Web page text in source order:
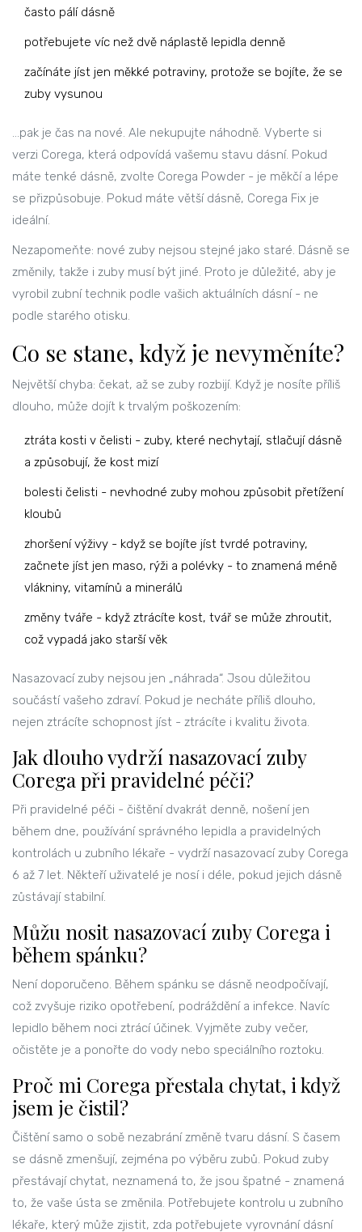
často pálí dásně
potřebujete víc než dvě náplastě lepidla denně
začínáte jíst jen měkké potraviny, protože se bojíte, že se
zuby vysunou
…pak je čas na nové. Ale nekupujte náhodně. Vyberte si
verzi Corega, která odpovídá vašemu stavu dásní. Pokud
máte tenké dásně, zvolte Corega Powder - je měkčí a lépe
se přizpůsobuje. Pokud máte větší dásně, Corega Fix je
ideální.
Nezapomeňte: nové zuby nejsou stejné jako staré. Dásně se
změnily, takže i zuby musí být jiné. Proto je důležité, aby je
vyrobil zubní technik podle vašich aktuálních dásní - ne
podle starého otisku.
Co se stane, když je nevyměníte?
Největší chyba: čekat, až se zuby rozbijí. Když je nosíte příliš
dlouho, může dojít k trvalým poškozením:
ztráta kosti v čelisti - zuby, které nechytají, stlačují dásně
a způsobují, že kost mizí
bolesti čelisti - nevhodné zuby mohou způsobit přetížení
kloubů
zhoršení výživy - když se bojíte jíst tvrdé potraviny,
začnete jíst jen maso, rýži a polévky - to znamená méně
vlákniny, vitamínů a minerálů
změny tváře - když ztrácíte kost, tvář se může zhroutit,
což vypadá jako starší věk
Nasazovací zuby nejsou jen „náhrada“. Jsou důležitou
součástí vašeho zdraví. Pokud je necháte příliš dlouho,
nejen ztrácíte schopnost jíst - ztrácíte i kvalitu života.
Jak dlouho vydrží nasazovací zuby
Corega při pravidelné péči?
Při pravidelné péči - čištění dvakrát denně, nošení jen
během dne, používání správného lepidla a pravidelných
kontrolách u zubního lékaře - vydrží nasazovací zuby Corega
6 až 7 let. Někteří uživatelé je nosí i déle, pokud jejich dásně
zůstávají stabilní.
Můžu nosit nasazovací zuby Corega i
během spánku?
Není doporučeno. Během spánku se dásně neodpočívají,
což zvyšuje riziko opotřebení, podráždění a infekce. Navíc
lepidlo během noci ztrácí účinek. Vyjměte zuby večer,
očistěte je a ponořte do vody nebo speciálního roztoku.
Proč mi Corega přestala chytat, i když
jsem je čistil?
Čištění samo o sobě nezabrání změně tvaru dásní. S časem
se dásně zmenšují, zejména po výběru zubů. Pokud zuby
přestávají chytat, neznamená to, že jsou špatné - znamená
to, že vaše ústa se změnila. Potřebujete kontrolu u zubního
lékaře, který může zjistit, zda potřebujete vyrovnání dásní